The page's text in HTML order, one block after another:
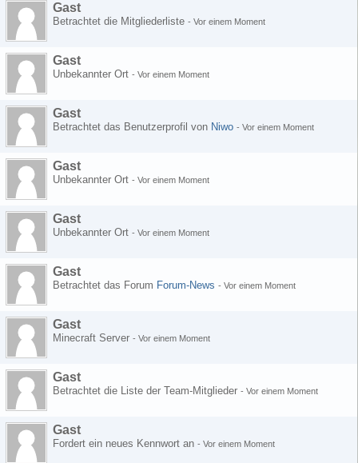
Gast
Betrachtet die Mitgliederliste - Vor einem Moment
Gast
Unbekannter Ort - Vor einem Moment
Gast
Betrachtet das Benutzerprofil von Niwo - Vor einem Moment
Gast
Unbekannter Ort - Vor einem Moment
Gast
Unbekannter Ort - Vor einem Moment
Gast
Betrachtet das Forum Forum-News - Vor einem Moment
Gast
Minecraft Server - Vor einem Moment
Gast
Betrachtet die Liste der Team-Mitglieder - Vor einem Moment
Gast
Fordert ein neues Kennwort an - Vor einem Moment